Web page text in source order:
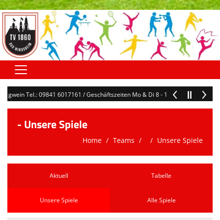
Home
Hauptverein
Abteilungen
Kontaktformular
Sonstiges
Tel.: 09841 6017161 / Geschäftszeiten Mo & Di 8 - 12 Uhr /
- Unsere Spiele
Home Teams Unsere Spiele
Aktuell Tabelle
Unsere Spiele Alle Spiele